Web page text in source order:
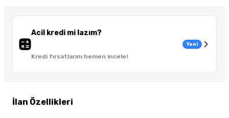
Acil kredi mi lazım?
Kredi fırsatlarını hemen incele!
Yeni
İlan Özellikleri